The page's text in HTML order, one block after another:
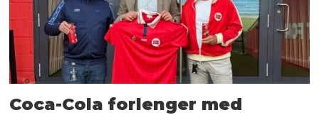
Coca-Cola forlenger med